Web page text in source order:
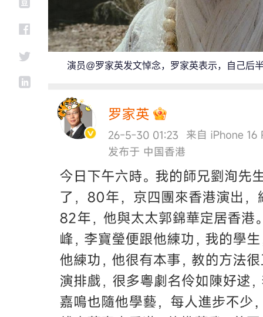
演员@罗家英发文悼念，罗家英表示，自己后